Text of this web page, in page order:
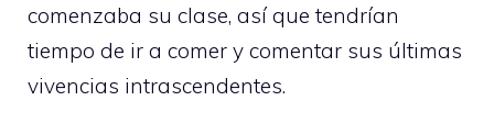
comenzaba su clase, así que tendrían
tiempo de ir a comer y comentar sus últimas
vivencias intrascendentes.